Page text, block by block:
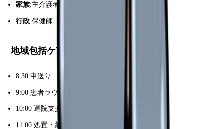
家族:主介護者・支援家族
行政:保健師・福祉担当
地域包括ケアの 1 日
8:30 申送り
9:00 患者ラウンド・バイタル
10:00 退院支援面談(家族)
11:00 処置・薬剤確認